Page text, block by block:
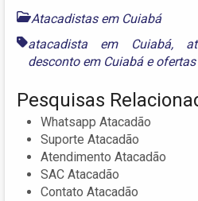
Atacadistas em Cuiabá
atacadista em Cuiabá,
desconto em Cuiabáe
Pesquisas
Whatsapp Atacadão
Suporte Atacadão
Atendimento Atacadão
SAC Atacadão
Contato Atacadão